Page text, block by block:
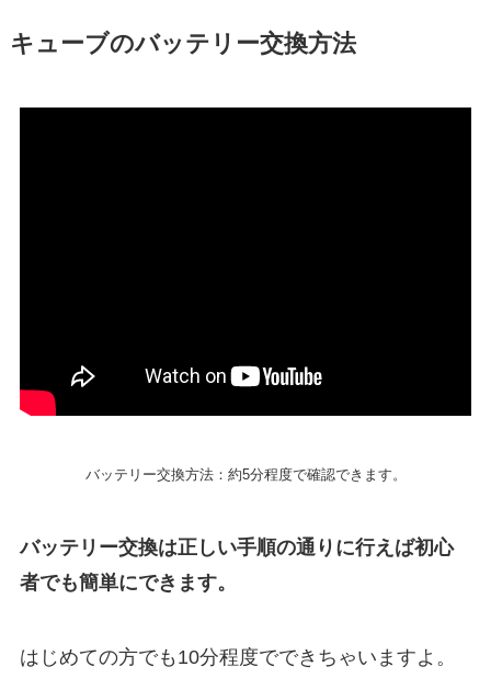
キューブのバッテリー交換方法
バッテリー交換方法：約5分程度で確認できます。
バッテリー交換は正しい手順の通りに行えば初心
者でも簡単にできます。
はじめての方でも10分程度でできちゃいますよ。